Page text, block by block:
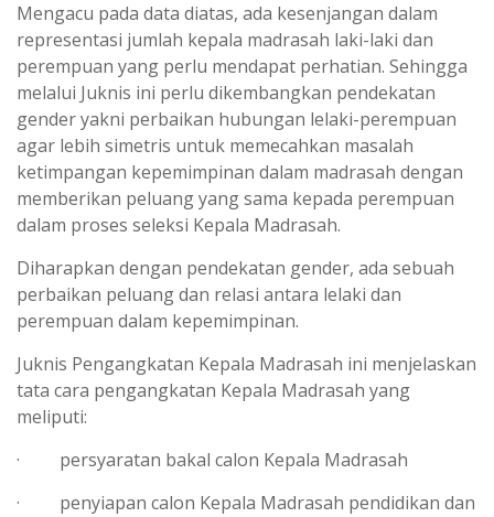
Mengacu pada data diatas, ada kesenjangan dalam
representasi jumlah kepala madrasah laki-laki dan
perempuan yang perlu mendapat perhatian. Sehingga
melalui Juknis ini perlu dikembangkan pendekatan
gender yakni perbaikan hubungan lelaki-perempuan
agar lebih simetris untuk memecahkan masalah
ketimpangan kepemimpinan dalam madrasah dengan
memberikan peluang yang sama kepada perempuan
dalam proses seleksi Kepala Madrasah.
Diharapkan dengan pendekatan gender, ada sebuah
perbaikan peluang dan relasi antara lelaki dan
perempuan dalam kepemimpinan.
Juknis Pengangkatan Kepala Madrasah ini menjelaskan
tata cara pengangkatan Kepala Madrasah yang
meliputi:
· persyaratan bakal calon Kepala Madrasah
· penyiapan calon Kepala Madrasah pendidikan dan